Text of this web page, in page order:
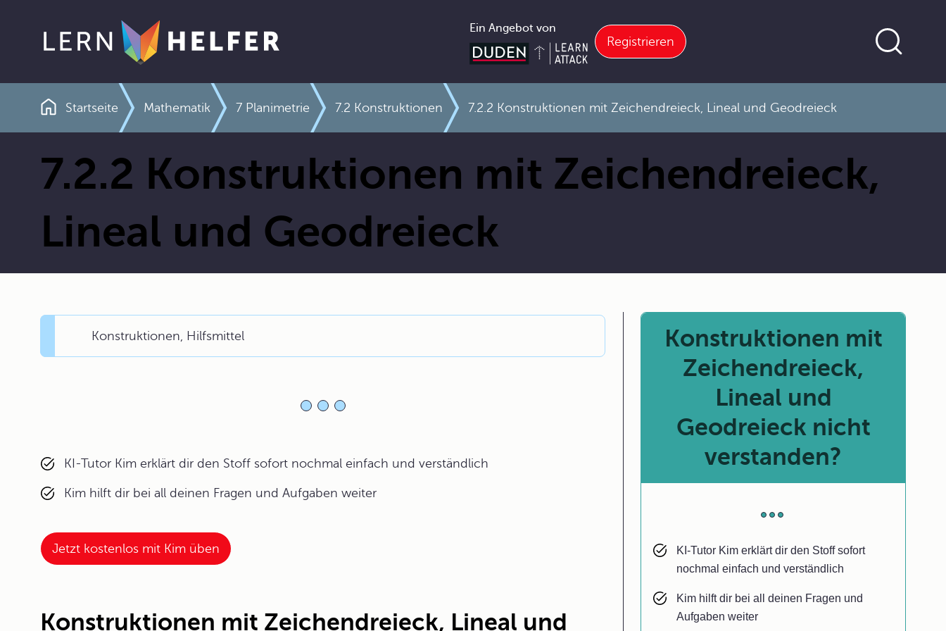
Ein Angebot von
Registrieren
Pfadnavigation
Startseite Mathematik 7 Planimetrie 7.2 Konstruktionen 7.2.2 Konstruktionen mit Zeichendreieck, Lineal und Geodreieck
7.2.2 Konstruktionen mit Zeichendreieck,
Lineal und Geodreieck
Konstruktionen, Hilfsmittel
KI-Tutor Kim erklärt dir den Stoff sofort nochmal einfach und verständlich
Kim hilft dir bei all deinen Fragen und Aufgaben weiter
Jetzt kostenlos mit Kim üben
Konstruktionen mit Zeichendreieck, Lineal und
Konstruktionen mit
Zeichendreieck,
Lineal und
Geodreieck nicht
verstanden?
KI-Tutor Kim erklärt dir den Stoff sofort
nochmal einfach und verständlich
Kim hilft dir bei all deinen Fragen und
Aufgaben weiter